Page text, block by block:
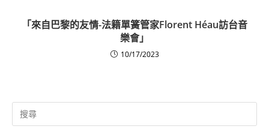
「來自巴黎的友情-法籍單簧管家Florent Héau訪台音
樂會」
10/17/2023
Search
for: